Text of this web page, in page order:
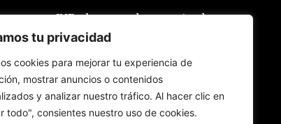
tu privacidad
cookies para mejorar tu experiencia de
mostrar anuncios o contenidos
y analizar nuestro tráfico. Al hacer clic en
todo", consientes nuestro uso de cookies.
3921
2018
577
559
534
JNE y los casos de renuncias de
candidatos a alcaldes similares a
los de López Aliaga: La
reglamento
6 de agosto de 2026
Rafael López Aliaga recibe sin